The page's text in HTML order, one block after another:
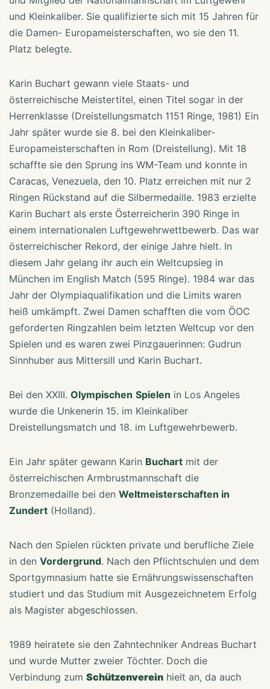
und Kleinkaliber. Sie qualifizierte sich mit 15 Jahren für
die Damen- Europameisterschaften, wo sie den 11.
Platz belegte.
Karin Buchart gewann viele Staats- und
österreichische Meistertitel, einen Titel sogar in der
Herrenklasse (Dreistellungsmatch 1151 Ringe, 1981) Ein
Jahr später wurde sie 8. bei den Kleinkaliber-
Europameisterschaften in Rom (Dreistellung). Mit 18
schaffte sie den Sprung ins WM-Team und konnte in
Caracas, Venezuela, den 10. Platz erreichen mit nur 2
Ringen Rückstand auf die Silbermedaille. 1983 erzielte
Karin Buchart als erste Österreicherin 390 Ringe in
einem internationalen Luftgewehrwettbewerb. Das war
österreichischer Rekord, der einige Jahre hielt. In
diesem Jahr gelang ihr auch ein Weltcupsieg in
München im English Match (595 Ringe). 1984 war das
Jahr der Olympiaqualifikation und die Limits waren
heiß umkämpft. Zwei Damen schafften die vom ÖOC
geforderten Ringzahlen beim letzten Weltcup vor den
Spielen und es waren zwei Pinzgauerinnen: Gudrun
Sinnhuber aus Mittersill und Karin Buchart.
Bei den XXIII. Olympischen Spielen in Los Angeles
wurde die Unkenerin 15. im Kleinkaliber
Dreistellungsmatch und 18. im Luftgewehrbewerb.
Ein Jahr später gewann Karin Buchart mit der
österreichischen Armbrustmannschaft die
Bronzemedaille bei den Weltmeisterschaften in
Zundert (Holland).
Nach den Spielen rückten private und berufliche Ziele
in den Vordergrund. Nach den Pflichtschulen und dem
Sportgymnasium hatte sie Ernährungswissenschaften
studiert und das Studium mit Ausgezeichnetem Erfolg
als Magister abgeschlossen.
1989 heiratete sie den Zahntechniker Andreas Buchart
und wurde Mutter zweier Töchter. Doch die
Verbindung zum Schützenverein hielt an, da auch